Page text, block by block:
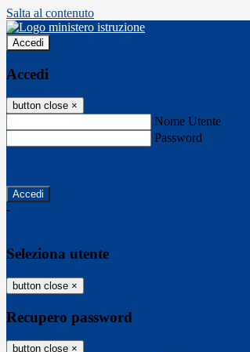
Salta al contenuto
Accedi
Accedi
button close ×
Nome Utente
Password
-
Seleziona utente
button close ×
Recupero password
button close ×